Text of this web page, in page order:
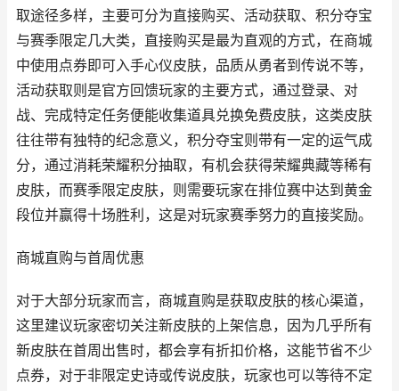
取途径多样，主要可分为直接购买、活动获取、积分夺宝
与赛季限定几大类，直接购买是最为直观的方式，在商城
中使用点券即可入手心仪皮肤，品质从勇者到传说不等，
活动获取则是官方回馈玩家的主要方式，通过登录、对
战、完成特定任务便能收集道具兑换免费皮肤，这类皮肤
往往带有独特的纪念意义，积分夺宝则带有一定的运气成
分，通过消耗荣耀积分抽取，有机会获得荣耀典藏等稀有
皮肤，而赛季限定皮肤，则需要玩家在排位赛中达到黄金
段位并赢得十场胜利，这是对玩家赛季努力的直接奖励。
商城直购与首周优惠
对于大部分玩家而言，商城直购是获取皮肤的核心渠道，
这里建议玩家密切关注新皮肤的上架信息，因为几乎所有
新皮肤在首周出售时，都会享有折扣价格，这能节省不少
点券，对于非限定史诗或传说皮肤，玩家也可以等待不定